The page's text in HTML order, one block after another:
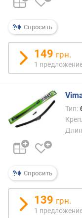
о
д
о
о
д
е
е
в
м
п
о
о
Спросить
149 грн.
1
Спросить
Тип:
139 грн.
1